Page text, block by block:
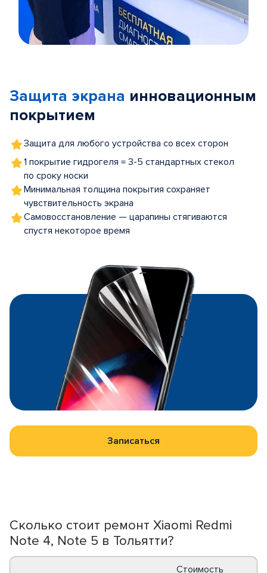
5
Защита экрана инновационным
покрытием
Защита для любого устройства со всех сторон
1 покрытие гидрогеля = 3-5 стандартных стекол
по сроку носки
Минимальная толщина покрытия сохраняет
чувствительность экрана
Самовосстановление — царапины стягиваются
спустя некоторое время
Записаться
Сколько стоит ремонт Xiaomi Redmi
Note 4, Note 5 в Тольятти?
Стоимость